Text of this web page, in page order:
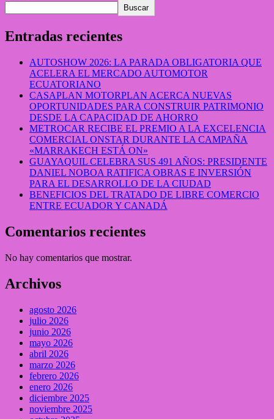
Buscar
Entradas recientes
AUTOSHOW 2026: LA PARADA OBLIGATORIA QUE
ACELERA EL MERCADO AUTOMOTOR
ECUATORIANO
CASAPLAN MOTORPLAN ACERCA NUEVAS
OPORTUNIDADES PARA CONSTRUIR PATRIMONIO
DESDE LA CAPACIDAD DE AHORRO
METROCAR RECIBE EL PREMIO A LA EXCELENCIA
COMERCIAL ONSTAR DURANTE LA CAMPAÑA
«MARRAKECH ESTÁ ON»
GUAYAQUIL CELEBRA SUS 491 AÑOS: PRESIDENTE
DANIEL NOBOA RATIFICA OBRAS E INVERSIÓN
PARA EL DESARROLLO DE LA CIUDAD
BENEFICIOS DEL TRATADO DE LIBRE COMERCIO
ENTRE ECUADOR Y CANADÁ
Comentarios recientes
No hay comentarios que mostrar.
Archivos
agosto 2026
julio 2026
junio 2026
mayo 2026
abril 2026
marzo 2026
febrero 2026
enero 2026
diciembre 2025
noviembre 2025